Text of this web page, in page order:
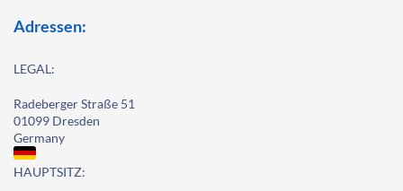
Adressen:
LEGAL:
Radeberger Straße 51
01099 Dresden
Germany
HAUPTSITZ: